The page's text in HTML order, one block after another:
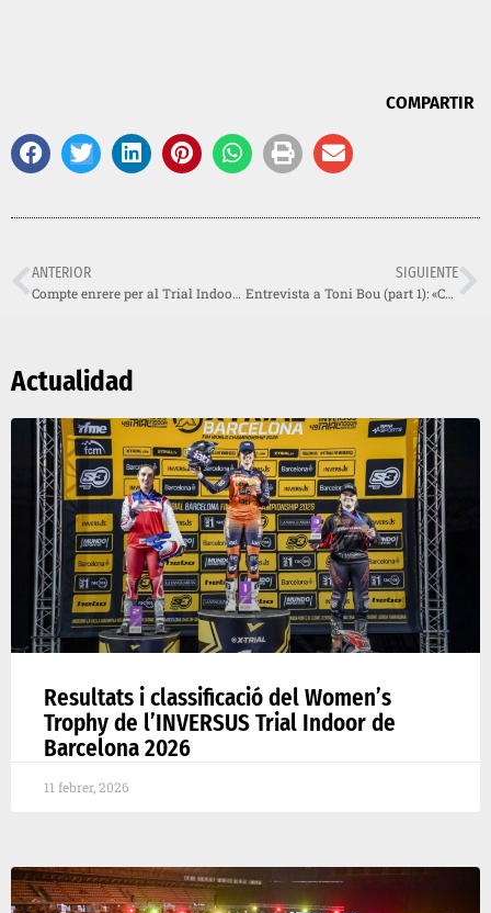
COMPARTIR
ANTERIOR
Compte enrere per al Trial Indoor de Barcelona 2020! Entrades ja a la venda!
SIGUIENTE
Entrevista a Toni Bou (part 1): «Com més difícils són les zones, més em diverteixo»
Actualidad
Resultats i classificació del Women’s
Trophy de l’INVERSUS Trial Indoor de
Barcelona 2026
11 febrer, 2026